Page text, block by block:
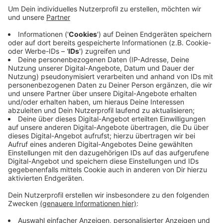
Anzeige
Bevor die ersten Menschen einziehen, führt ein Team
angemeldete Gruppen herum. Übermorgen ist der
offizielle Startschuss für die Unterkunft.
Voraussichtlich am Freitag ziehen die ersten
Menschen ein. Platz ist in der Landesunterkunft für bis
zu 250 Flüchtlinge. Ein Umfeldmanager soll sich
künftig um Fragen und Probleme von Anwohnern
kümmern.
Anzeige